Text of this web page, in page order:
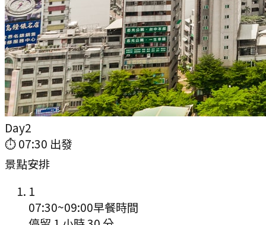
Day2
⏱07:30 出發
景點安排
1
07:30~09:00早餐時間